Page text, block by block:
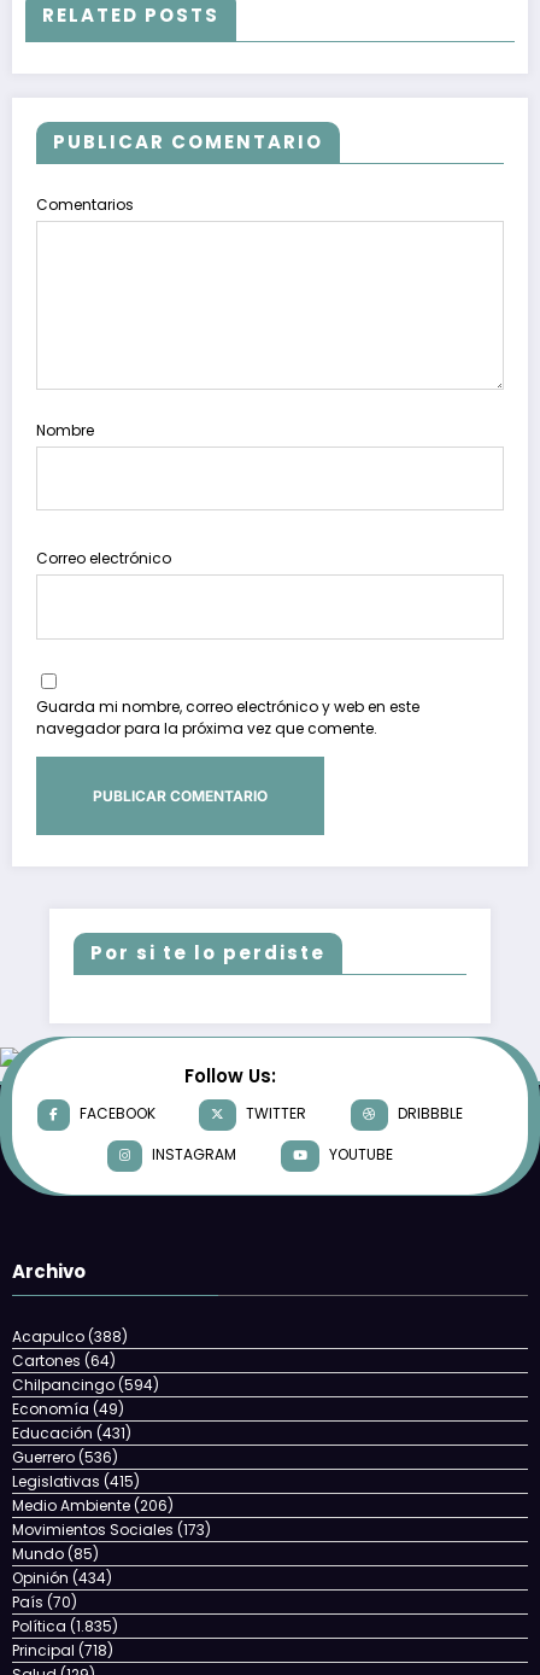
RELATED POSTS
PUBLICAR COMENTARIO
Comentarios
Nombre
Correo electrónico
Guarda mi nombre, correo electrónico y web en este
navegador para la próxima vez que comente.
Por si te lo perdiste
Follow Us:
FACEBOOK TWITTER
DRIBBBLE
INSTAGRAM
YOUTUBE
Archivo
Acapulco(388)
Cartones (64)
Chilpancingo(594)
Economía (49)
Educación (431)
Guerrero(536)
Legislativas (415)
Medio Ambiente(206)
Movimientos Sociales (173)
Mundo(85)
Opinión (434)
País (70)
Política (1.835)
Principal (718)